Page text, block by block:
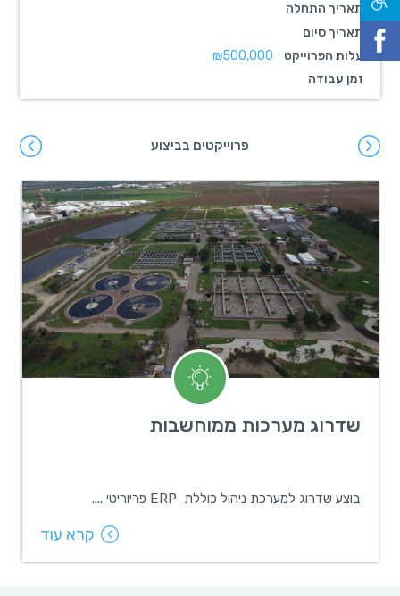
תאריך התחלה
תאריך סיום
עלות הפרוייקט
זמן עבודה
₪500,000
פרוייקטים בביצוע
שדרוג מערכות ממוחשבות
בוצע שדרוג למערכת ניהול כוללת ERP פריוריטי ....
קרא עוד